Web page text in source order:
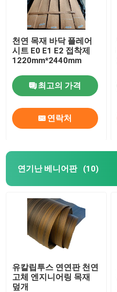
천연 목재 바닥 플레어
시트 E0 E1 E2 접착제
1220mm*2440mm
최고의 가격
연락처
연기난 베니어판 (10)
유칼립투스 연연판 천연
고체 엔지니어링 목재
덮개